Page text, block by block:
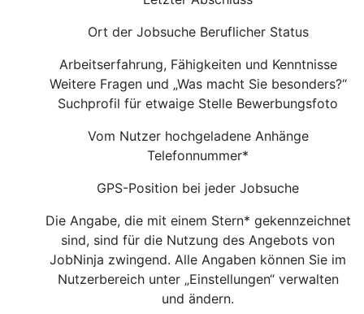
Ort der Jobsuche Beruflicher Status
Arbeitserfahrung, Fähigkeiten und Kenntnisse
Weitere Fragen und „Was macht Sie besonders?“
Suchprofil für etwaige Stelle Bewerbungsfoto
Vom Nutzer hochgeladene Anhänge
Telefonnummer*
GPS-Position bei jeder Jobsuche
Die Angabe, die mit einem Stern* gekennzeichnet
sind, sind für die Nutzung des Angebots von
JobNinja zwingend. Alle Angaben können Sie im
Nutzerbereich unter „Einstellungen“ verwalten
und ändern.